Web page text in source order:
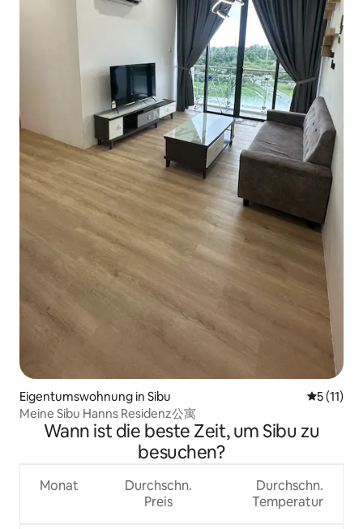
Eigentumswohnung in Sibu
5 (11)
Meine Sibu Hanns Residenz公寓
Wann ist die beste Zeit, um Sibu zu
besuchen?
Monat
Durchschn.
Preis
Durchschn.
Temperatur